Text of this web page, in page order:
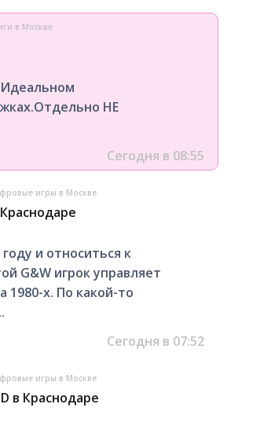
в Москве
Идеальном
НЕ
Сегодня в 08:55
игры в Москве
и отноcиться к
G&W игрок управляет
х. По какой-то
Сегодня в 07:52
игры в Москве
в Краснодаре